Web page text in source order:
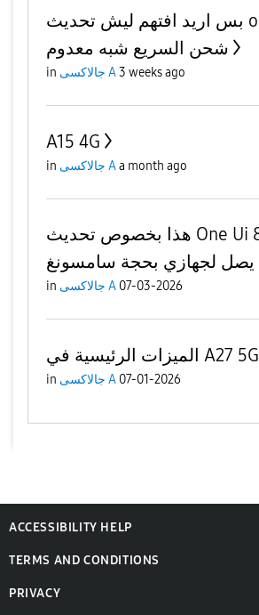
بس اريد افتهم ليش تحديث one ui 8.5
شحن السريع شبه معدوم
in جالاكسى A3 weeks ago
A15 4G
in جالاكسى Aa month ago
هذا بخصوص تحديث One Ui 8.5 الذي لم
يصل لجهازي بحجة سامسونغ
in جالاكسى A 07-03-2026
الميزات الرئيسية في A27 5G
in جالاكسى A 07-01-2026
ACCESSIBILITY HELP
TERMS AND CONDITIONS
PRIVACY